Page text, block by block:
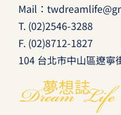
Mail：
T. (02)2546-3288
F. (02)8712-1827
104 台北市中山區遼寧